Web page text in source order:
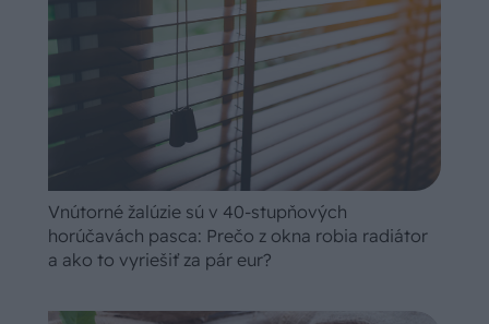
Vnútorné žalúzie sú v 40-stupňových
horúčavách pasca: Prečo z okna robia radiátor
a ako to vyriešiť za pár eur?